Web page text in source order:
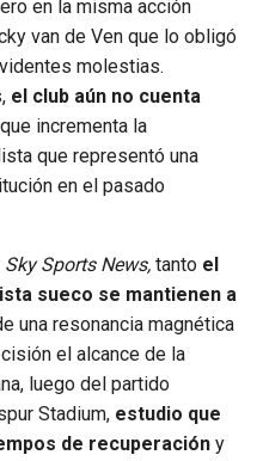
en la misma acción
van de Ven que lo obligó
molestias.
el club aún no cuenta
incrementa la
que representó una
en el pasado
Sky Sports News, tanto el
sueco se mantienen a
una resonancia magnética
el alcance de la
luego del partido
Stadium, estudio que
de recuperación y